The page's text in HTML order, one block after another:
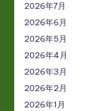
2026年7月
2026年6月
2026年5月
2026年4月
2026年3月
2026年2月
2026年1月